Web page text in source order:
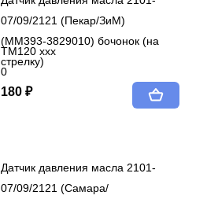
07/09/2121 (Пекар/ЗиМ)
(ММ393-3829010) бочонок (на
стрелку)
ТМ120 ххх
0
180 ₽
Датчик давления масла 2101-
07/09/2121 (Самара/